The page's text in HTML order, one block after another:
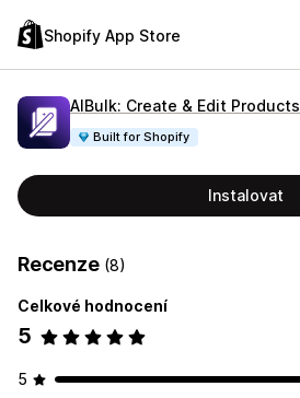
Shopify App Store
AIBulk: Create & Edit Products
Built for Shopify
Instalovat
Recenze (8)
Celkové hodnocení
5
5